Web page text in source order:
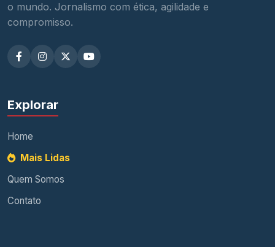
o mundo. Jornalismo com ética, agilidade e
compromisso.
Explorar
Home
Mais Lidas
Quem Somos
Contato